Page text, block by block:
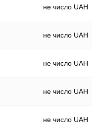
не число UAH
не число UAH
не число UAH
не число UAH
не число UAH